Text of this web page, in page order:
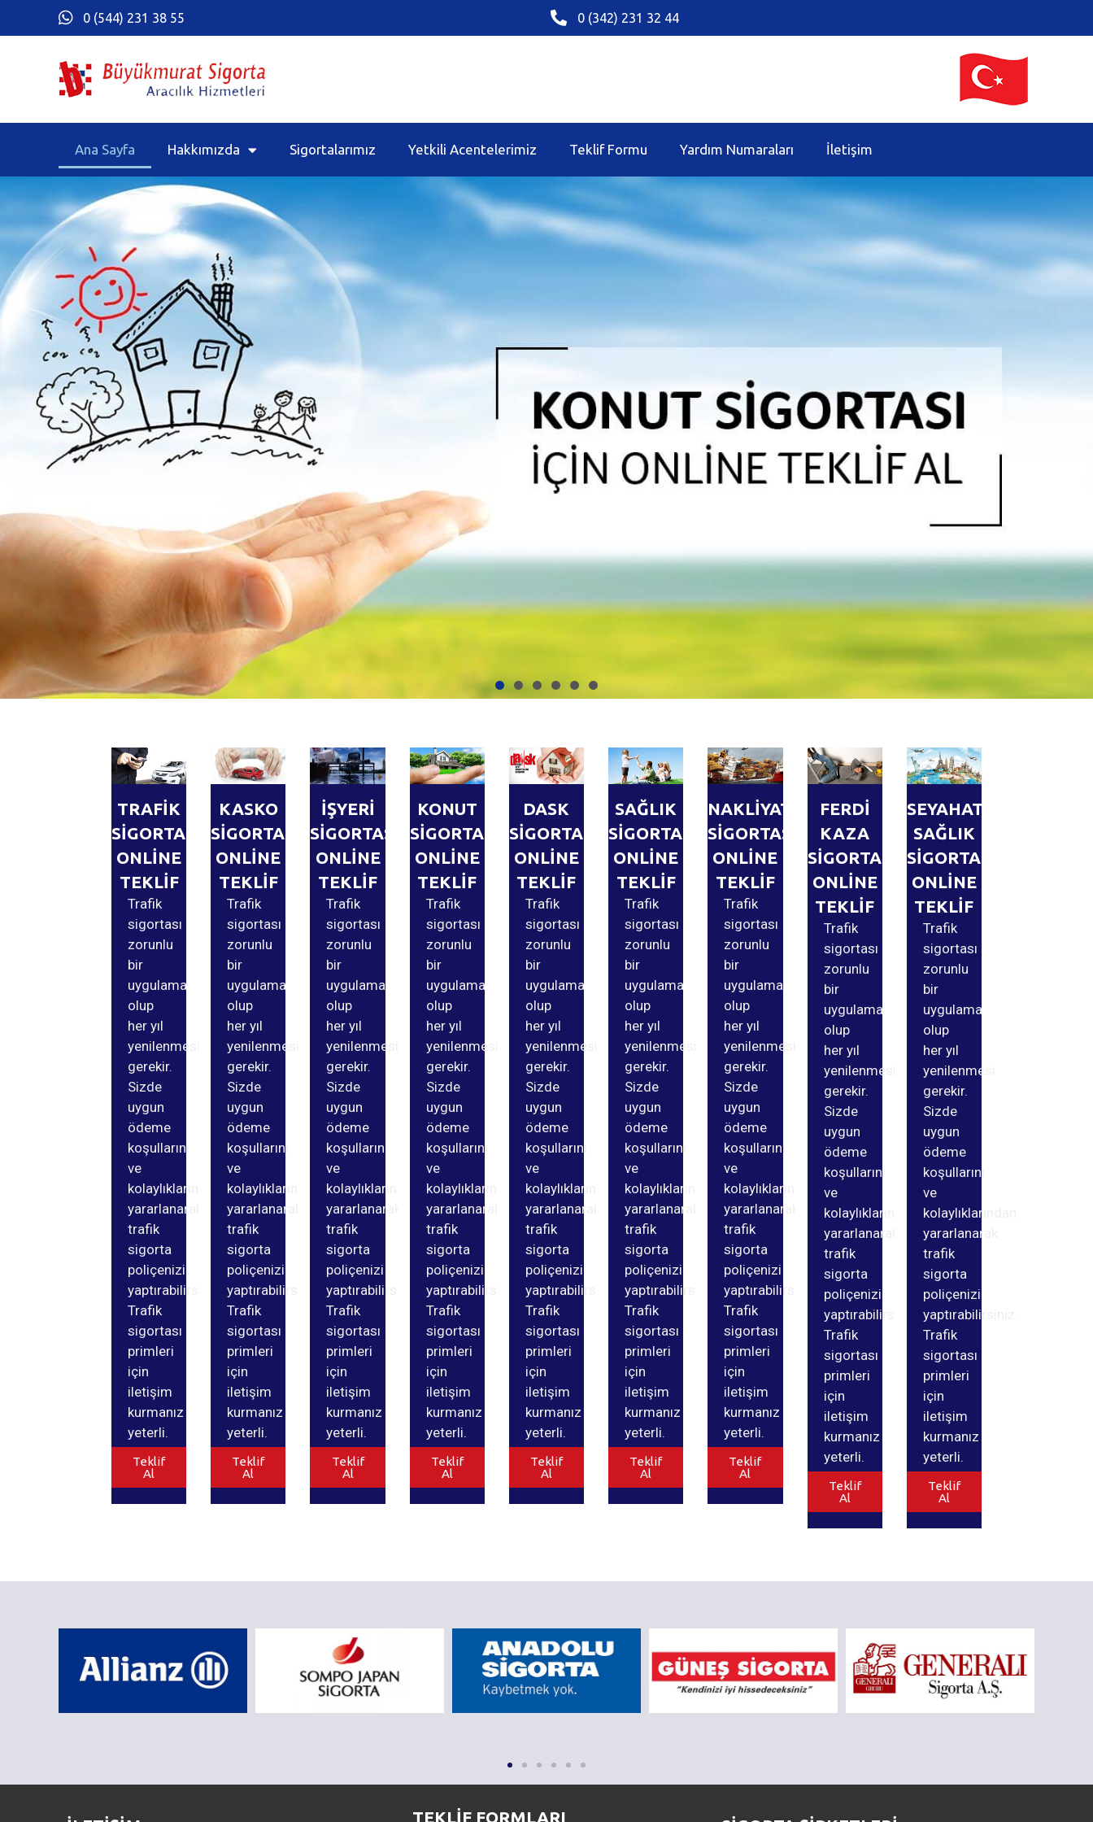
0 (544) 231 38 55 0 (342) 231 32 44
Ana Sayfa Hakkımızda Sigortalarımız Yetkili Acentelerimiz Teklif Formu Yardım Numaraları İletişim
TRAFİK
SİGORTASI
ONLİNE
TEKLİF
Trafik
sigortası
zorunlu
bir
uygulama
olup
her yıl
yenilenmesi
gerekir.
Sizde
uygun
ödeme
koşullarını
ve
kolaylıklarından
yararlanarak
trafik
sigorta
poliçenizi
yaptırabilirsiniz.
Trafik
sigortası
primleri
için
iletişim
kurmanız
yeterli.
Teklif
Al
KASKO
SİGORTASI
ONLİNE
TEKLİF
Trafik
sigortası
zorunlu
bir
uygulama
olup
her yıl
yenilenmesi
gerekir.
Sizde
uygun
ödeme
koşullarını
ve
kolaylıklarından
yararlanarak
trafik
sigorta
poliçenizi
yaptırabilirsiniz.
Trafik
sigortası
primleri
için
iletişim
kurmanız
yeterli.
Teklif
Al
İŞYERİ
SİGORTASI
ONLİNE
TEKLİF
Trafik
sigortası
zorunlu
bir
uygulama
olup
her yıl
yenilenmesi
gerekir.
Sizde
uygun
ödeme
koşullarını
ve
kolaylıklarından
yararlanarak
trafik
sigorta
poliçenizi
yaptırabilirsiniz.
Trafik
sigortası
primleri
için
iletişim
kurmanız
yeterli.
Teklif
Al
KONUT
SİGORTASI
ONLİNE
TEKLİF
Trafik
sigortası
zorunlu
bir
uygulama
olup
her yıl
yenilenmesi
gerekir.
Sizde
uygun
ödeme
koşullarını
ve
kolaylıklarından
yararlanarak
trafik
sigorta
poliçenizi
yaptırabilirsiniz.
Trafik
sigortası
primleri
için
iletişim
kurmanız
yeterli.
Teklif
Al
DASK
SİGORTASI
ONLİNE
TEKLİF
Trafik
sigortası
zorunlu
bir
uygulama
olup
her yıl
yenilenmesi
gerekir.
Sizde
uygun
ödeme
koşullarını
ve
kolaylıklarından
yararlanarak
trafik
sigorta
poliçenizi
yaptırabilirsiniz.
Trafik
sigortası
primleri
için
iletişim
kurmanız
yeterli.
Teklif
Al
SAĞLIK
SİGORTASI
ONLİNE
TEKLİF
Trafik
sigortası
zorunlu
bir
uygulama
olup
her yıl
yenilenmesi
gerekir.
Sizde
uygun
ödeme
koşullarını
ve
kolaylıklarından
yararlanarak
trafik
sigorta
poliçenizi
yaptırabilirsiniz.
Trafik
sigortası
primleri
için
iletişim
kurmanız
yeterli.
Teklif
Al
NAKLİYAT
SİGORTASI
ONLİNE
TEKLİF
Trafik
sigortası
zorunlu
bir
uygulama
olup
her yıl
yenilenmesi
gerekir.
Sizde
uygun
ödeme
koşullarını
ve
kolaylıklarından
yararlanarak
trafik
sigorta
poliçenizi
yaptırabilirsiniz.
Trafik
sigortası
primleri
için
iletişim
kurmanız
yeterli.
Teklif
Al
FERDİ
KAZA
SİGORTASI
ONLİNE
TEKLİF
Trafik
sigortası
zorunlu
bir
uygulama
olup
her yıl
yenilenmesi
gerekir.
Sizde
uygun
ödeme
koşullarını
ve
kolaylıklarından
yararlanarak
trafik
sigorta
poliçenizi
yaptırabilirsiniz.
Trafik
sigortası
primleri
için
iletişim
kurmanız
yeterli.
Teklif
Al
SEYAHAT
SAĞLIK
SİGORTASI
ONLİNE
TEKLİF
Trafik
sigortası
zorunlu
bir
uygulama
olup
her yıl
yenilenmesi
gerekir.
Sizde
uygun
ödeme
koşullarını
ve
kolaylıklarından
yararlanarak
trafik
sigorta
poliçenizi
yaptırabilirsiniz.
Trafik
sigortası
primleri
için
iletişim
kurmanız
yeterli.
Teklif
Al
TEKLİF FORMLARI